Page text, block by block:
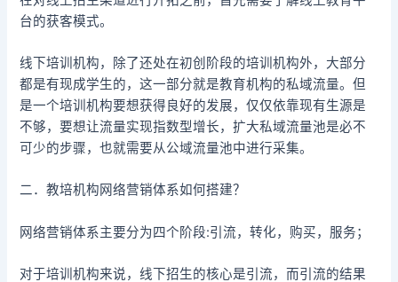
台的获客模式。
线下培训机构，除了还处在初创阶段的培训机构外，大部分
都是有现成学生的，这一部分就是教育机构的私域流量。但
是一个培训机构要想获得良好的发展，仅仅依靠现有生源是
不够，要想让流量实现指数型增长，扩大私域流量池是必不
可少的步骤，也就需要从公域流量池中进行采集。
二．教培机构网络营销体系如何搭建？
网络营销体系主要分为四个阶段:引流，转化，购买，服务；
对于培训机构来说，线下招生的核心是引流，而引流的结果